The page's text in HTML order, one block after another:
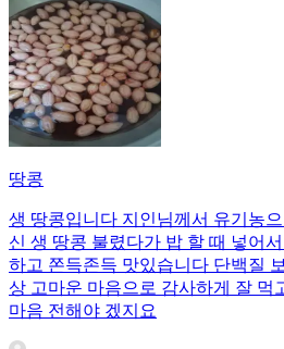
땅콩
생 땅콩입니다 지인님께서 유기농
신 생 땅콩 불렸다가 밥 할 때 넣어
하고 쫀득존득 맛있습니다 단백질
상 고마운 마음으로 감사하게 잘 먹
마음 전해야 겠지요